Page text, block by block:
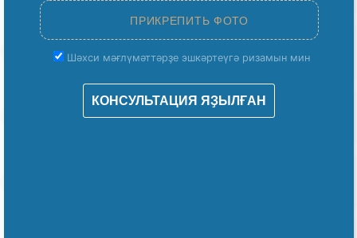
Шәхси мәғлүмәттәрҙе эшкәртеүгә ризамын мин